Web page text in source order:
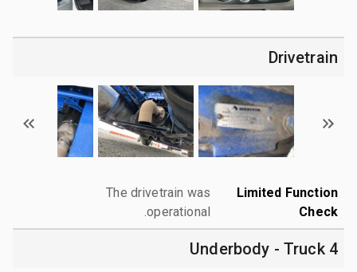
Drivetrain
Limited Function
Check
The drivetrain was
operational.
4 Underbody - Truck